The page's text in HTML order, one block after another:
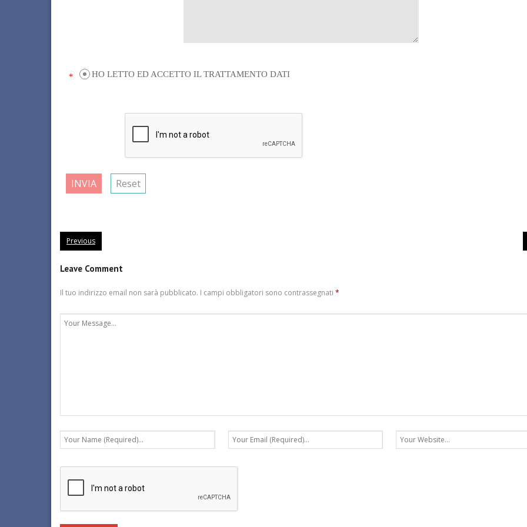
* HO LETTO ED ACCETTO IL TRATTAMENTO DATI
INVIA Reset
Previous
Leave Comment
Il tuo indirizzo email non sarà pubblicato. I campi obbligatori sono contrassegnati *